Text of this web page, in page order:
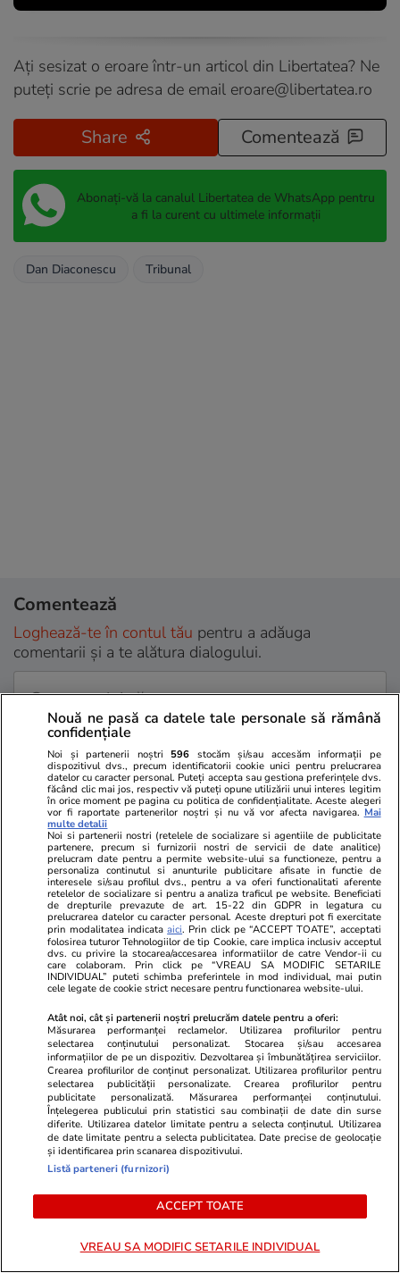
Ați sesizat o eroare într-un articol din Libertatea? Ne
puteți scrie pe adresa de email eroare@libertatea.ro
Share Comentează
Abonați-vă la canalul Libertatea de WhatsApp pentru
a fi la curent cu ultimele informații
Dan Diaconescu Tribunal
Comentează
Loghează-te în contul tău pentru a adăuga
comentarii și a te alătura dialogului.
Sunt de acord cu regulile comunitatii
PARTENERI
Viva.ro
Informația de ultim moment, de
la vârful țării, face acum înconjurul
Unica.ro
Divorț la
Incredibil
Nouă ne pasă ca datele tale personale să rămână
confidențiale
Noi și partenerii noștri 596 stocăm și/sau accesăm informații pe
dispozitivul dvs., precum identificatorii cookie unici pentru prelucrarea
datelor cu caracter personal. Puteți accepta sau gestiona preferințele dvs.
făcând clic mai jos, respectiv vă puteți opune utilizării unui interes legitim
în orice moment pe pagina cu politica de confidențialitate. Aceste alegeri
vor fi raportate partenerilor noștri și nu vă vor afecta navigarea. Mai
multe detalii
Noi si partenerii nostri (retelele de socializare si agentiile de publicitate
partenere, precum si furnizorii nostri de servicii de date analitice)
prelucram date pentru a permite website-ului sa functioneze, pentru a
personaliza continutul si anunturile publicitare afisate in functie de
interesele si/sau profilul dvs., pentru a va oferi functionalitati aferente
retelelor de socializare si pentru a analiza traficul pe website. Beneficiati
de drepturile prevazute de art. 15-22 din GDPR in legatura cu
prelucrarea datelor cu caracter personal. Aceste drepturi pot fi exercitate
prin modalitatea indicataaici. Prin click pe “ACCEPT TOATE”, acceptati
folosirea tuturor Tehnologiilor de tip Cookie, care implica inclusiv acceptul
dvs. cu privire la stocarea/accesarea informatiilor de catre Vendor-ii cu
care colaboram. Prin click pe “VREAU SA MODIFIC SETARILE
INDIVIDUAL” puteti schimba preferintele in mod individual, mai putin
cele legate de cookie strict necesare pentru functionarea website-ului.
Atât noi, cât și partenerii noștri prelucrăm datele pentru a oferi:
Măsurarea performanței reclamelor. Utilizarea profilurilor pentru
selectarea conținutului personalizat. Stocarea și/sau accesarea
informațiilor de pe un dispozitiv. Dezvoltarea și îmbunătățirea serviciilor.
Crearea profilurilor de conținut personalizat. Utilizarea profilurilor pentru
selectarea publicității personalizate. Crearea profilurilor pentru
publicitate personalizată. Măsurarea performanței conținutului.
Înțelegerea publicului prin statistici sau combinații de date din surse
diferite. Utilizarea datelor limitate pentru a selecta conținutul. Utilizarea
de date limitate pentru a selecta publicitatea. Date precise de geolocație
și identificarea prin scanarea dispozitivului.
Listă parteneri (furnizori)
ACCEPT TOATE
VREAU SA MODIFIC SETARILE INDIVIDUAL